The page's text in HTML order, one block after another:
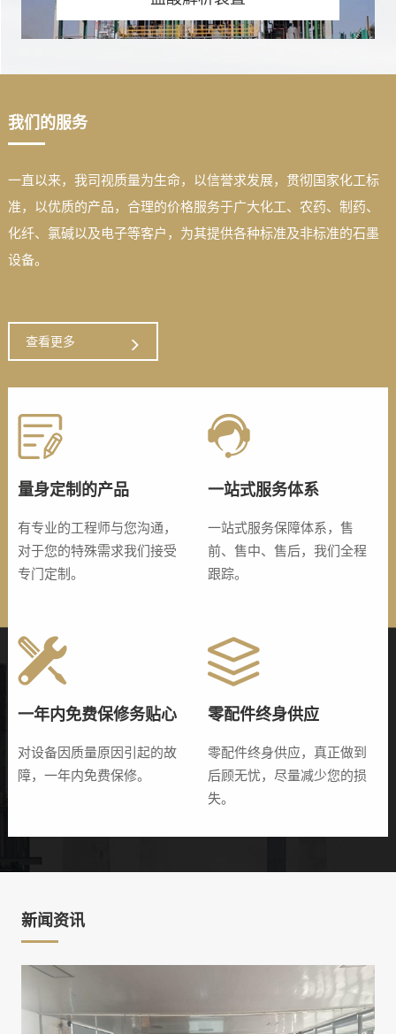
我们的服务
一直以来，我司视质量为生命，以信誉求发展，贯彻国家化工标
准，以优质的产品，合理的价格服务于广大化工、农药、制药、
化纤、氯碱以及电子等客户，为其提供各种标准及非标准的石墨
设备。
查看更多
量身定制的产品
有专业的工程师与您沟通，
对于您的特殊需求我们接受
专门定制。
一站式服务体系
一站式服务保障体系，售
前、售中、售后，我们全程
跟踪。
一年内免费保修务贴心
对设备因质量原因引起的故
障，一年内免费保修。
零配件终身供应
零配件终身供应，真正做到
后顾无忧，尽量减少您的损
失。
新闻资讯